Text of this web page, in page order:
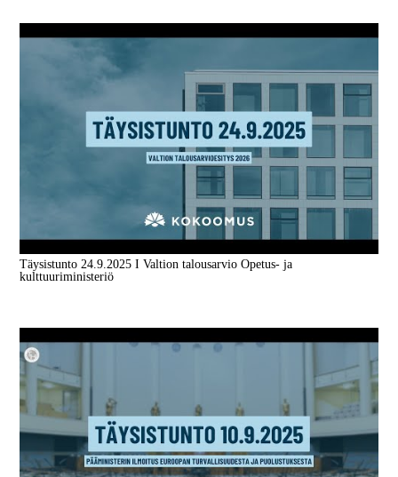
Täysistunto 24.9.2025 I Valtion talousarvio Opetus- ja
kulttuuriministeriö